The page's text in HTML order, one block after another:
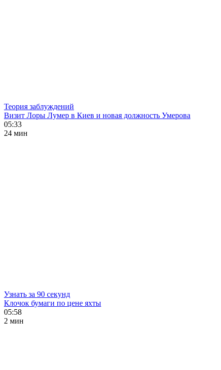
Теория заблуждений
Визит Лоры Лумер в Киев и новая должность Умерова
05:33
24 мин
Узнать за 90 секунд
Клочок бумаги по цене яхты
05:58
2 мин